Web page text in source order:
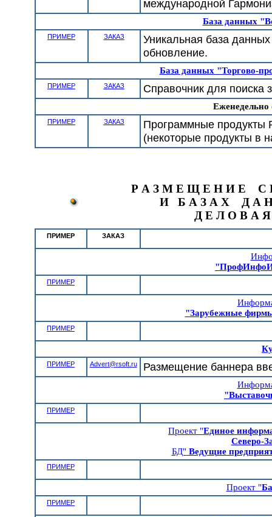
международной
База данных
ПРИМЕР ЗАКАЗ
Уникальная база
обновление.
База данных "Торгово-
ПРИМЕР ЗАКАЗ Справочник для
ПРИМЕР ЗАКАЗ
Программные продукты
(некоторые продукты в
Р А З М Е Щ Е Н И Е С
И Б А З А Х Д А
Д Е Л О В А
ПРИМЕР ЗАКАЗ
ПРИМЕР
"Зарубежные
ПРИМЕР
ПРИМЕР Advert@rsoft.ru Размещение баннера
ПРИМЕР
Проект "Единое
Северо-
БД"Ведущие
ПРИМЕР
Проект "
ПРИМЕР